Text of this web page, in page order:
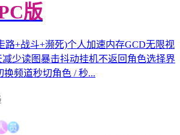
版
路+战斗+濒死)个人加速内存GCD无限视
少读图暴击抖动挂机不返回角色选择界
换频道秒切角色 / 秒...
员